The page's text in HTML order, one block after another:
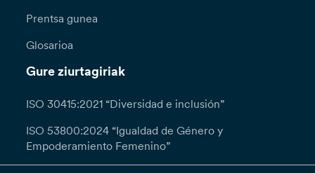
Prentsa gunea
Glosarioa
Gure ziurtagiriak
ISO 30415:2021 “Diversidad e inclusión”
ISO 53800:2024 “Igualdad de Género y
Empoderamiento Femenino”